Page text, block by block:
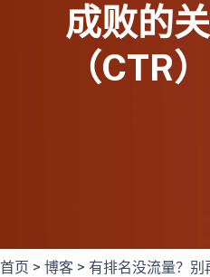
成败的
（CTR）
首页 > 博客 > 有排名没流量？别